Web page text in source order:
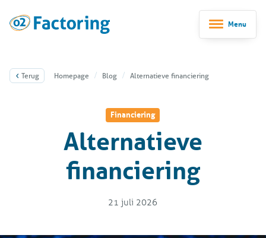
Menu
Terug Homepage Blog Alternatieve financiering
Financiering
Alternatieve
financiering
21 juli 2026